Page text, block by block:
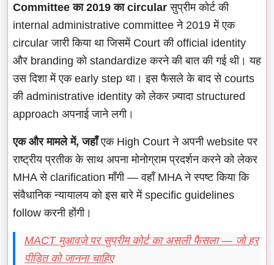
Committee का 2019 का circular सुप्रीम कोर्ट की
internal administrative committee ने 2019 में एक
circular जारी किया था जिसमें Court की official identity
और branding को standardize करने की बात की गई थी। यह
उस दिशा में एक early step था। इस फैसले के बाद से courts
की administrative identity को लेकर ज़्यादा structured
approach अपनाई जाने लगी।
एक और मामले में, जहाँएक High Court ने अपनी website पर
राष्ट्रीय प्रतीक के साथ अपना मोनोग्राम प्रदर्शन करने को लेकर
MHA से clarification माँगी — वहाँ MHA ने स्पष्ट किया कि
संवैधानिक न्यायालय को इस बारे में specific guidelines
follow करनी होंगी।
MACT मुआवज़े पर सुप्रीम कोर्ट का असली फैसला — जो हर
पीड़ित को जानना चाहिए